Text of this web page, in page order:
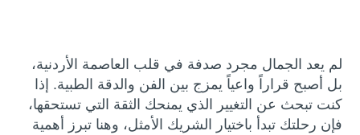
لم يعد الجمال مجرد صدفة في قلب العاصمة الأردنية،
بل أصبح قراراً واعياً يمزج بين الفن والدقة الطبية. إذا
كنت تبحث عن التغيير الذي يمنحك الثقة التي تستحقها،
فإن رحلتك تبدأ باختيار الشريك الأمثل، وهنا تبرز أهمية